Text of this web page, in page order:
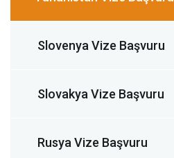
Slovenya Vize Başvuru
Slovakya Vize Başvuru
Rusya Vize Başvuru